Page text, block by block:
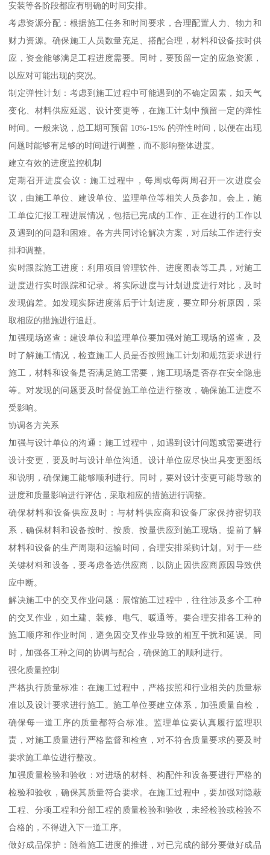
安装等各阶段都应有明确的时间安排。
考虑资源分配：根据施工任务和时间要求，合理配置人力、物力和
财力资源。确保施工人员数量充足、搭配合理，材料和设备按时供
应，资金能够满足工程进度需要。同时，要预留一定的应急资源，
以应对可能出现的突况。
制定弹性计划：考虑到施工过程中可能遇到的不确定因素，如天气
变化、材料供应延迟、设计变更等，在施工计划中预留一定的弹性
时间。一般来说，总工期可预留 10%-15% 的弹性时间，以便在出现
问题时能够有足够的时间进行调整，而不影响整体进度。
建立有效的进度监控机制
定期召开进度会议：施工过程中，每周或每两周召开一次进度会
议，由施工单位、建设单位、监理单位等相关人员参加。会上，施
工单位汇报工程进展情况，包括已完成的工作、正在进行的工作以
及遇到的问题和困难。各方共同讨论解决方案，对后续工作进行安
排和调整。
实时跟踪施工进度：利用项目管理软件、进度图表等工具，对施工
进度进行实时跟踪和记录。将实际进度与计划进度进行对比，及时
发现偏差。如发现实际进度落后于计划进度，要立即分析原因，采
取相应的措施进行追赶。
加强现场巡查：建设单位和监理单位要加强对施工现场的巡查，及
时了解施工情况，检查施工人员是否按照施工计划和规范要求进行
施工，材料和设备是否满足施工需要，施工现场是否存在安全隐患
等。对发现的问题要及时督促施工单位进行整改，确保施工进度不
受影响。
协调各方关系
加强与设计单位的沟通：施工过程中，如遇到设计问题或需要进行
设计变更，要及时与设计单位沟通。设计单位应尽快出具变更图纸
和说明，确保施工能够顺利进行。同时，要对设计变更可能导致的
进度和质量影响进行评估，采取相应的措施进行调整。
确保材料和设备供应及时：与材料供应商和设备厂家保持密切联
系，确保材料和设备按时、按质、按量供应到施工现场。提前了解
材料和设备的生产周期和运输时间，合理安排采购计划。对于一些
关键材料和设备，要考虑备选供应商，以防止因供应商原因导致供
应中断。
解决施工中的交叉作业问题：展馆施工过程中，往往涉及多个工种
的交叉作业，如土建、装修、电气、暖通等。要合理安排各工种的
施工顺序和作业时间，避免因交叉作业导致的相互干扰和延误。同
时，加强各工种之间的协调与配合，确保施工的顺利进行。
强化质量控制
严格执行质量标准：在施工过程中，严格按照和行业相关的质量标
准以及设计要求进行施工。施工单位要建立体系，加强质量自检，
确保每一道工序的质量都符合标准。监理单位要认真履行监理职
责，对施工质量进行严格监督和检查，对不符合质量要求的要及时
要求施工单位进行整改。
加强质量检验和验收：对进场的材料、构配件和设备要进行严格的
检验和验收，确保其质量符合要求。在施工过程中，要加强对隐蔽
工程、分项工程和分部工程的质量检验和验收，未经检验或检验不
合格的，不得进入下一道工序。
做好成品保护：随着施工进度的推进，对已完成的部分要做好成品